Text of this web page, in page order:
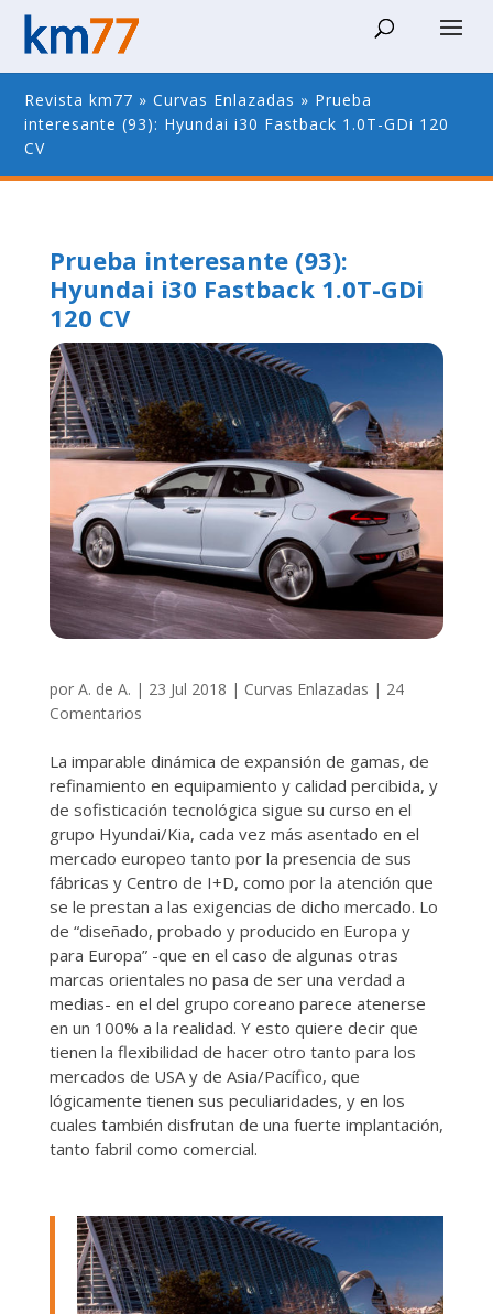
Revista km77 »Curvas Enlazadas » Prueba
interesante (93): Hyundai i30 Fastback 1.0T-GDi 120
CV
Prueba interesante (93):
Hyundai i30 Fastback 1.0T-GDi
120 CV
por A. de A. | 23 Jul 2018 | Curvas Enlazadas | 24
Comentarios
La imparable dinámica de expansión de gamas, de
refinamiento en equipamiento y calidad percibida, y
de sofisticación tecnológica sigue su curso en el
grupo Hyundai/Kia, cada vez más asentado en el
mercado europeo tanto por la presencia de sus
fábricas y Centro de I+D, como por la atención que
se le prestan a las exigencias de dicho mercado. Lo
de “diseñado, probado y producido en Europa y
para Europa” -que en el caso de algunas otras
marcas orientales no pasa de ser una verdad a
medias- en el del grupo coreano parece atenerse
en un 100% a la realidad. Y esto quiere decir que
tienen la flexibilidad de hacer otro tanto para los
mercados de USA y de Asia/Pacífico, que
lógicamente tienen sus peculiaridades, y en los
cuales también disfrutan de una fuerte implantación,
tanto fabril como comercial.